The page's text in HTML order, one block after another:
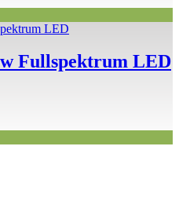
Fullspektrum LED